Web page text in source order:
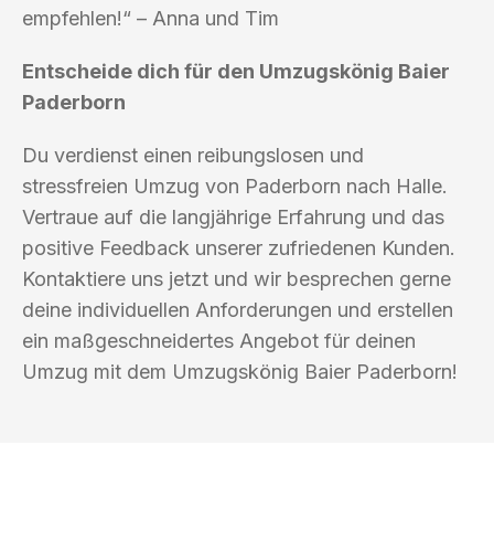
empfehlen!“ – Anna und Tim
Entscheide dich für den Umzugskönig Baier
Paderborn
Du verdienst einen reibungslosen und
stressfreien Umzug von Paderborn nach Halle.
Vertraue auf die langjährige Erfahrung und das
positive Feedback unserer zufriedenen Kunden.
Kontaktiere uns jetzt und wir besprechen gerne
deine individuellen Anforderungen und erstellen
ein maßgeschneidertes Angebot für deinen
Umzug mit dem Umzugskönig Baier Paderborn!